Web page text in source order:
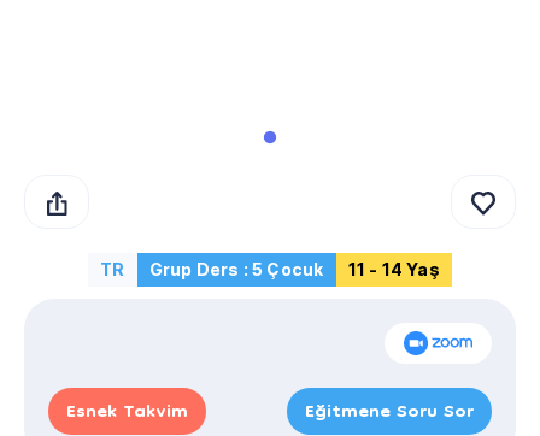
TR Grup Ders : 5 Çocuk 11 - 14 Yaş
Esnek Takvim Eğitmene Soru Sor